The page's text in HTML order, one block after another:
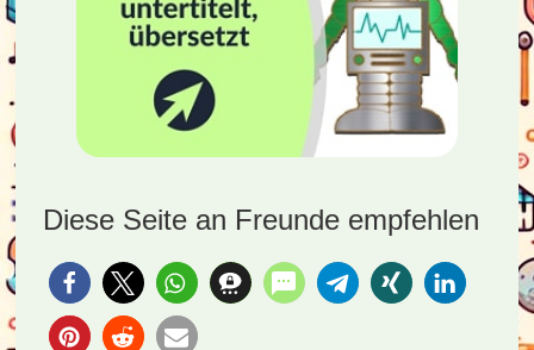
Diese Seite an Freunde empfehlen